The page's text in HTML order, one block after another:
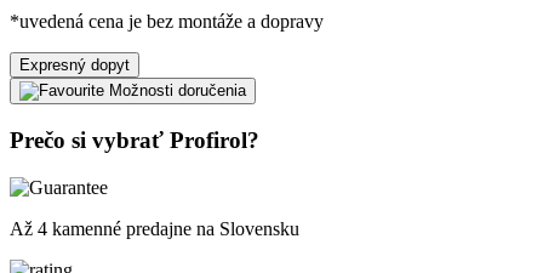
*uvedená cena je bez montáže a dopravy
Expresný dopyt
Možnosti doručenia
Prečo si vybrať Profirol?
Až 4 kamenné predajne na Slovensku